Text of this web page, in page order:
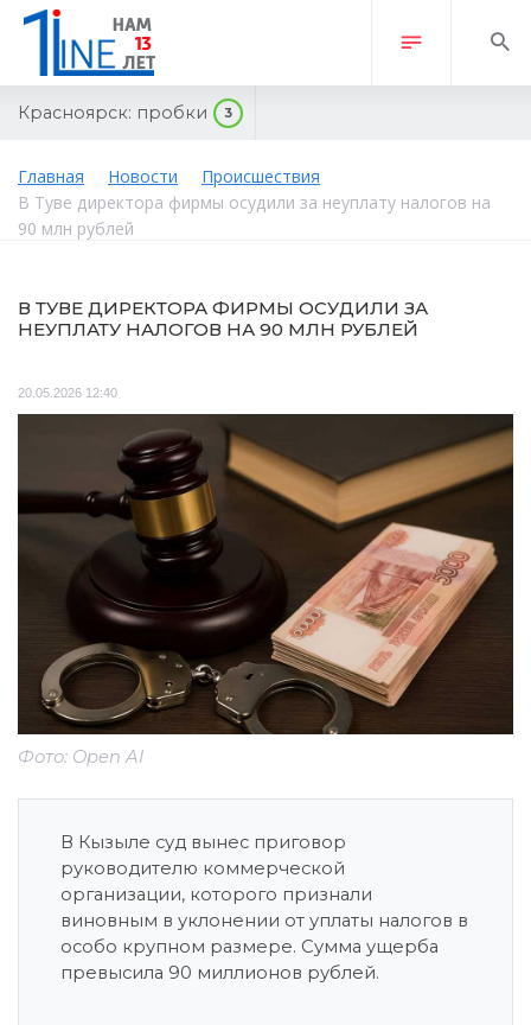
Красноярск: пробки 3
Главная Новости
Происшествия
В Туве директора фирмы осудили за неуплату налогов на
90 млн рублей
В ТУВЕ ДИРЕКТОРА ФИРМЫ ОСУДИЛИ ЗА
НЕУПЛАТУ НАЛОГОВ НА 90 МЛН РУБЛЕЙ
20.05.2026 12:40
Фото: Open AI
В Кызыле суд вынес приговор
руководителю коммерческой
организации, которого признали
виновным в уклонении от уплаты налогов в
особо крупном размере. Сумма ущерба
превысила 90 миллионов рублей.